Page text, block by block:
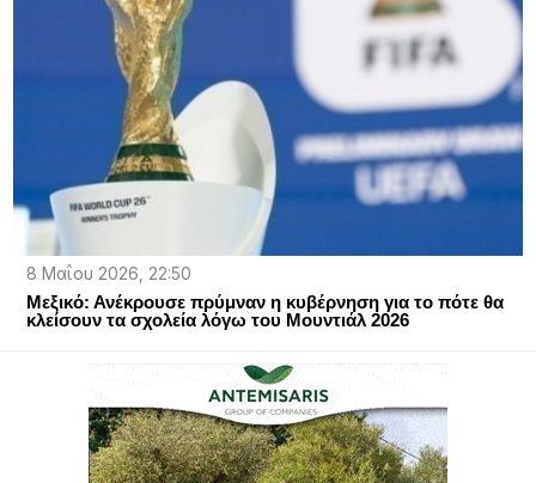
8 Μαΐου 2026, 22:50
Μεξικό: Ανέκρουσε πρύμναν η κυβέρνηση για το πότε θα
κλείσουν τα σχολεία λόγω του Μουντιάλ 2026